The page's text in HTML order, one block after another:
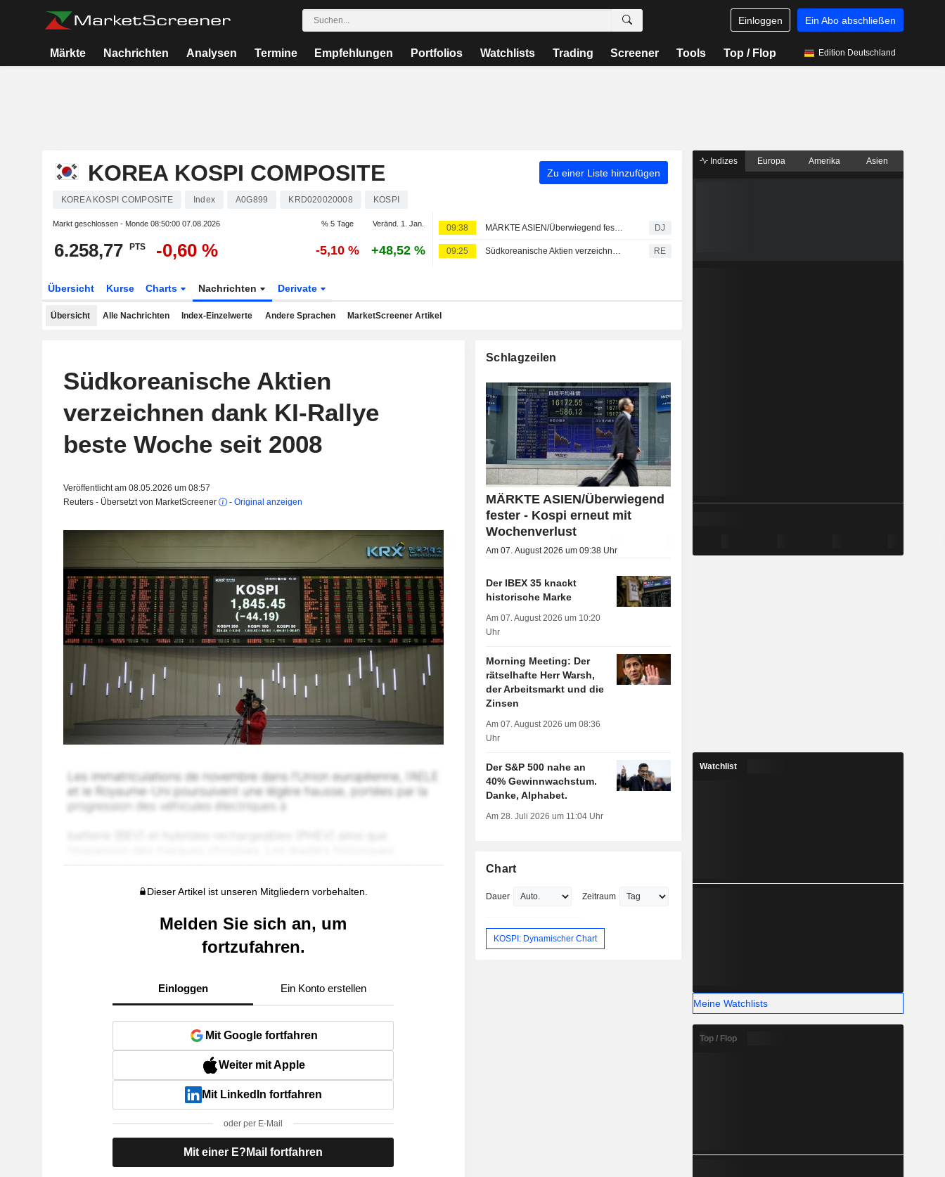
Einloggen Ein Abo abschließen
Märkte Nachrichten Analysen Termine Empfehlungen Portfolios Watchlists Trading Screener Tools Top / Flop Edition Deutschland
KOREA KOSPI COMPOSITE Zu einer Liste hinzufügen
KOREA KOSPI COMPOSITE Index A0G899 KRD020020008 KOSPI
Markt geschlossen - Monde 08:50:00 07.08.2026 % 5 Tage Veränd. 1. Jan.
6.258,77 PTS -0,60 % -5,10 % +48,52 %
09:38 MÄRKTE ASIEN/Überwiegend fester - Kospi erneut mit Wochenverlust DJ
09:25 Südkoreanische Aktien verzeichnen siebte Wochenverlustserie in Folge - Sorgen um KI und Chipwerte halten an RE
Übersicht Kurse Charts Nachrichten Derivate
Übersicht Alle Nachrichten Index-Einzelwerte Andere Sprachen MarketScreener Artikel
Südkoreanische Aktien
verzeichnen dank KI-Rallye
beste Woche seit 2008
Veröffentlicht am 08.05.2026 um 08:57
Reuters - Übersetzt von MarketScreener
- Original anzeigen
Dieser Artikel ist unseren Mitgliedern vorbehalten.
Melden Sie sich an, um
fortzufahren.
Einloggen Ein Konto erstellen
Mit Google fortfahren
Weiter mit Apple
Mit LinkedIn fortfahren
oder per E-Mail
Mit einer E?Mail fortfahren
Schlagzeilen
MÄRKTE ASIEN/Überwiegend
fester - Kospi erneut mit
Wochenverlust
Am 07. August 2026 um 09:38 Uhr
Der IBEX 35 knackt
historische Marke
Am 07. August 2026 um 10:20
Uhr
Morning Meeting: Der
rätselhafte Herr Warsh,
der Arbeitsmarkt und die
Zinsen
Am 07. August 2026 um 08:36
Uhr
Der S&P 500 nahe an
40% Gewinnwachstum.
Danke, Alphabet.
Am 28. Juli 2026 um 11:04 Uhr
Chart
Dauer Zeitraum
KOSPI: Dynamischer Chart
Indizes Europa Amerika Asien
Watchlist
Meine Watchlists
Top / Flop